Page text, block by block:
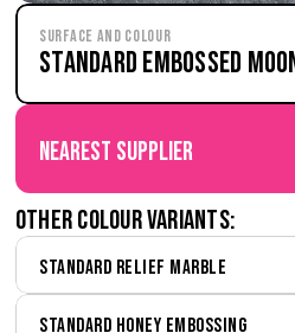
Surface and Colour
Standard Embossed
nearest supplier
Other colour variants:
Standard Relief Marble
Standard Honey Embossing